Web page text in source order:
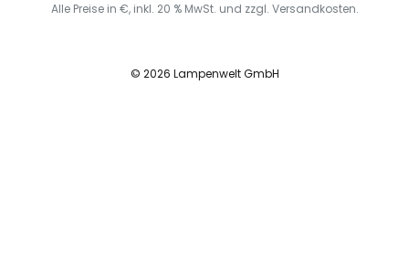
Alle Preise in €, inkl. 20 % MwSt. und zzgl. Versandkosten.
© 2026 Lampenwelt GmbH